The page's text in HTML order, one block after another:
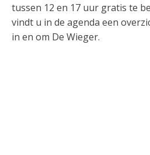
tussen 12 en 17 uur gratis te
vindt u in de agenda een
in en om De Wieger.